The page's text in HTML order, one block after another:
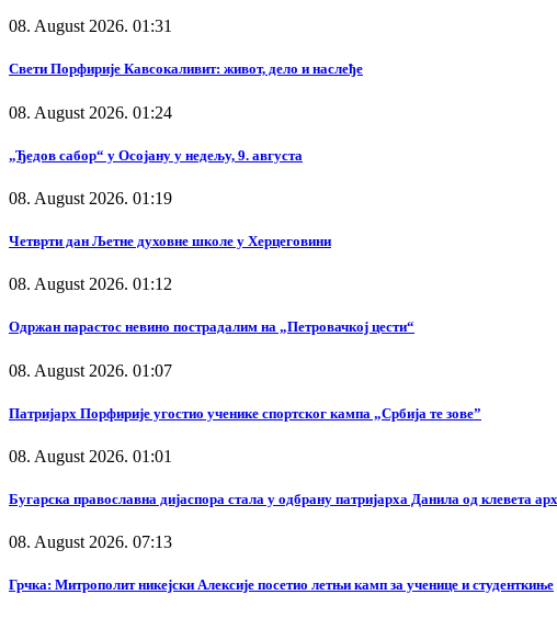
08. August 2026. 01:31
Свети Порфирије Кавсокаливит: живот, дело и наслеђе
08. August 2026. 01:24
„Ђедов сабор“ у Осојану у недељу, 9. августа
08. August 2026. 01:19
Четврти дан Љетне духовне школе у Херцеговини
08. August 2026. 01:12
Одржан парастос невино пострадалим на „Петровачкој цести“
08. August 2026. 01:07
Патријарх Порфирије угостио ученике спортског кампа „Србија те зове”
08. August 2026. 01:01
Бугарска православна дијаспора стала у одбрану патријарха Данила од клевета
08. August 2026. 07:13
Грчка: Митрополит никејски Алексије посетио летњи камп за ученице и студенткиње